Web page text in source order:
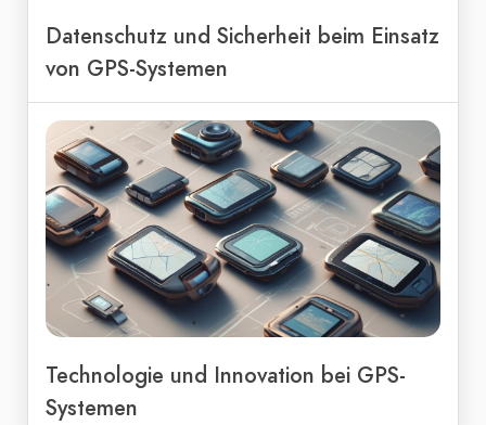
Datenschutz und Sicherheit beim Einsatz
von GPS-Systemen
Technologie und Innovation bei GPS-
Systemen